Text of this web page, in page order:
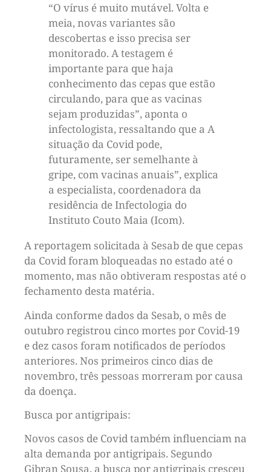
“O vírus é muito mutável. Volta e
meia, novas variantes são
descobertas e isso precisa ser
monitorado. A testagem é
importante para que haja
conhecimento das cepas que estão
circulando, para que as vacinas
sejam produzidas”, aponta o
infectologista, ressaltando que a A
situação da Covid pode,
futuramente, ser semelhante à
gripe, com vacinas anuais”, explica
a especialista, coordenadora da
residência de Infectologia do
Instituto Couto Maia (Icom).
A reportagem solicitada à Sesab de que cepas
da Covid foram bloqueadas no estado até o
momento, mas não obtiveram respostas até o
fechamento desta matéria.
Ainda conforme dados da Sesab, o mês de
outubro registrou cinco mortes por Covid-19
e dez casos foram notificados de períodos
anteriores. Nos primeiros cinco dias de
novembro, três pessoas morreram por causa
da doença.
Busca por antigripais:
Novos casos de Covid também influenciam na
alta demanda por antigripais. Segundo
Gibran Sousa, a busca por antigripais cresceu